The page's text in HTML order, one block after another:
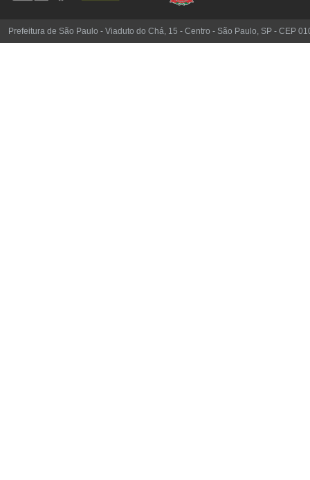
Prefeitura de São Paulo - Viaduto do Chá, 15 - Centro - São Paulo, SP - CEP